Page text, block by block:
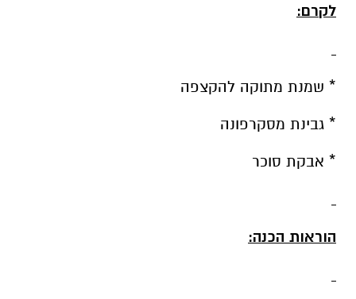
לקרם:
* שמנת מתוקה להקצפה
* גבינת מסקרפונה
* אבקת סוכר
הוראות הכנה: